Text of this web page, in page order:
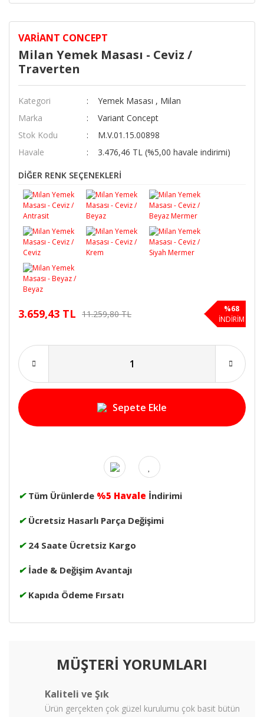
VARIANT CONCEPT
Milan Yemek Masası - Ceviz /
Traverten
Kategori Yemek Masası , Milan
Marka
Variant Concept
Stok Kodu
M.V.01.15.00898
Havale
3.476,46 TL (%5,00 havale indirimi)
DİĞER RENK SEÇENEKLERİ
3.659,43 TL 11.259,80 TL
%68
İNDİRİM
Sepete Ekle
✔ Tüm Ürünlerde %5 Havale İndirimi
✔ Ücretsiz Hasarlı Parça Değişimi
✔ 24 Saate Ücretsiz Kargo
✔ İade & Değişim Avantajı
✔ Kapıda Ödeme Fırsatı
MÜŞTERİ YORUMLARI
Kaliteli ve Şık
Ürün gerçekten çok güzel kurulumu çok basit bütün